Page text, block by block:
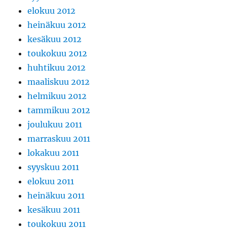
elokuu 2012
heinäkuu 2012
kesäkuu 2012
toukokuu 2012
huhtikuu 2012
maaliskuu 2012
helmikuu 2012
tammikuu 2012
joulukuu 2011
marraskuu 2011
lokakuu 2011
syyskuu 2011
elokuu 2011
heinäkuu 2011
kesäkuu 2011
toukokuu 2011